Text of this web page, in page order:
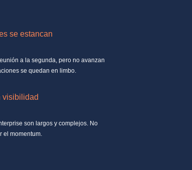
se estancan
a la segunda, pero no avanzan
se quedan en limbo.
visibilidad
son largos y complejos. No
el momentum.